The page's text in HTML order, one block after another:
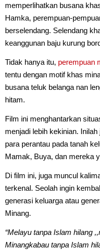
memperlihatkan busana
Hamka, perempuan-
berselendang. Selendang
keanggunan baju kurung
Tidak hanya itu, perempuan
tentu dengan motif khas
busana teluk belanga nan
hitam.
Film ini menghantarkan
menjadi lebih kekinian.
para perantau pada tanah
Mamak, Buya, dan mereka
Di film ini, juga muncul
terkenal. Seolah ingin
generasi keluarga atau
Minang.
“Melayu tanpa Islam hilang
Minangkabau tanpa Islam